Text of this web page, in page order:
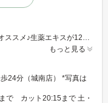
もっと見る
24分（城南店） *写真は
で カット20:15まで 土・